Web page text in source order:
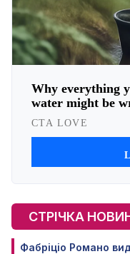
СТРІЧКА
Фабріціо Романо